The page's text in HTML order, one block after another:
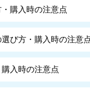
購入時の注意点
び方・購入時の注意
入時の注意点